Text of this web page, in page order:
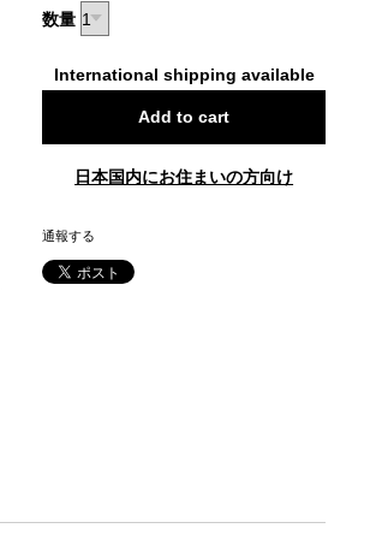
数量
International shipping available
Add to cart
日本国内にお住まいの方向け
通報する